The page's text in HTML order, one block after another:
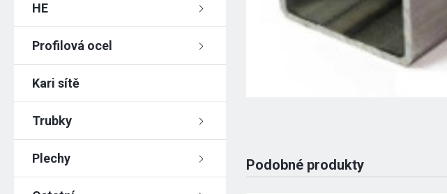
HE
Profilová ocel
Kari sítě
Trubky
Plechy Podobné produkty